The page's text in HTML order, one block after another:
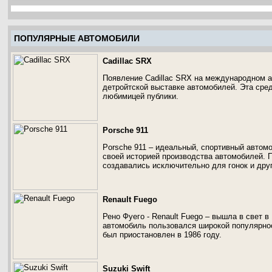
ПОПУЛЯРНЫЕ АВТОМОБИЛИ
Cadillac SRX
Появление Cadillac SRX на международном
детройтской выставке автомобилей. Эта
любимицей публики.
Porsche 911
Porsche 911 – идеальный, спортивный
своей историей производства
создавались исключительно для гонок и
Renault Fuego
Рено Фуего - Renault Fuego – вышла в свет
автомобиль пользовался широкой
был приостановлен в 1986 году.
Suzuki Swift